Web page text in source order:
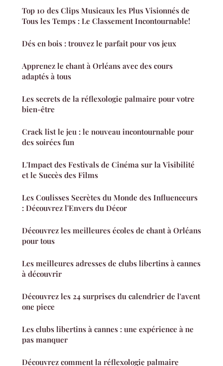
Top 10 des Clips Musicaux les Plus Visionnés de
Tous les Temps : Le Classement Incontournable!
Dés en bois : trouvez le parfait pour vos jeux
Apprenez le chant à Orléans avec des cours
adaptés à tous
Les secrets de la réflexologie palmaire pour votre
bien-être
Crack list le jeu : le nouveau incontournable pour
des soirées fun
L'Impact des Festivals de Cinéma sur la Visibilité
et le Succès des Films
Les Coulisses Secrètes du Monde des Influenceurs
: Découvrez l'Envers du Décor
Découvrez les meilleures écoles de chant à Orléans
pour tous
Les meilleures adresses de clubs libertins à cannes
à découvrir
Découvrez les 24 surprises du calendrier de l'avent
one piece
Les clubs libertins à cannes : une expérience à ne
pas manquer
Découvrez comment la réflexologie palmaire